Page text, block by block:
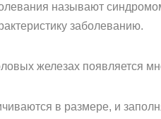
называют
заболеванию.
железах появляется
в размере, и